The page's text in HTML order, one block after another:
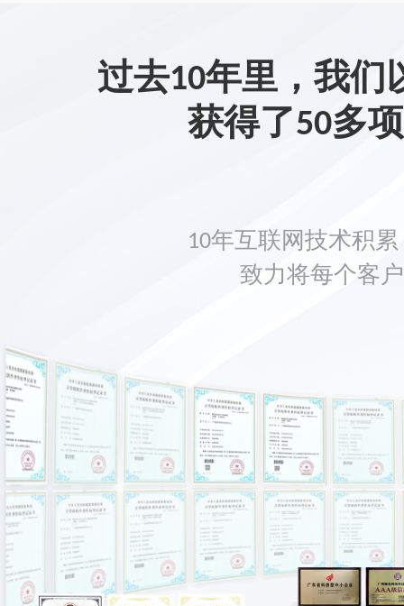
过去10年里，我们
获得了50多
10年互联网技术积
致力将每个客